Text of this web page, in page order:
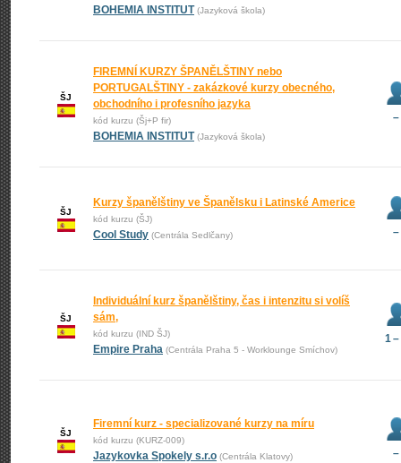
BOHEMIA INSTITUT (Jazyková škola)
ŠJ
FIREMNÍ KURZY ŠPANĚLŠTINY nebo
PORTUGALŠTINY - zakázkové kurzy obecného,
obchodního i profesního jazyka
kód kurzu (Šj+P fir)
BOHEMIA INSTITUT (Jazyková škola)
–
ŠJ
Kurzy španělštiny ve Španělsku i Latinské Americe
kód kurzu (ŠJ)
Cool Study (Centrála Sedlčany) –
ŠJ
Individuální kurz španělštiny, čas i intenzitu si volíš
sám,
kód kurzu (IND ŠJ)
Empire Praha (Centrála Praha 5 - Worklounge Smíchov)
1
ŠJ
Firemní kurz - specializované kurzy na míru
kód kurzu (KURZ-009)
Jazykovka Spokely s.r.o (Centrála Klatovy) –